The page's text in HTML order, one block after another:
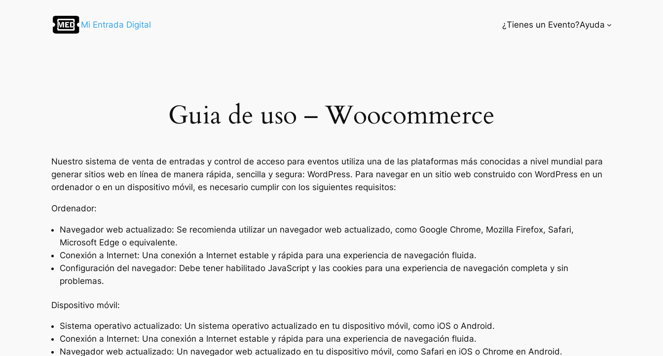
Mi Entrada Digital ¿Tienes un Evento?Ayuda
Guia de uso – Woocommerce
Nuestro sistema de venta de entradas y control de acceso para eventos utiliza una de las plataformas más conocidas a nivel mundial para
generar sitios web en línea de manera rápida, sencilla y segura: WordPress. Para navegar en un sitio web construido con WordPress en un
ordenador o en un dispositivo móvil, es necesario cumplir con los siguientes requisitos:
Ordenador:
Navegador web actualizado: Se recomienda utilizar un navegador web actualizado, como Google Chrome, Mozilla Firefox, Safari,
Microsoft Edge o equivalente.
Conexión a Internet: Una conexión a Internet estable y rápida para una experiencia de navegación fluida.
Configuración del navegador: Debe tener habilitado JavaScript y las cookies para una experiencia de navegación completa y sin
problemas.
Dispositivo móvil:
Sistema operativo actualizado: Un sistema operativo actualizado en tu dispositivo móvil, como iOS o Android.
Conexión a Internet: Una conexión a Internet estable y rápida para una experiencia de navegación fluida.
Navegador web actualizado: Un navegador web actualizado en tu dispositivo móvil, como Safari en iOS o Chrome en Android.